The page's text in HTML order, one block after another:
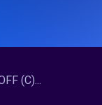
(C)...